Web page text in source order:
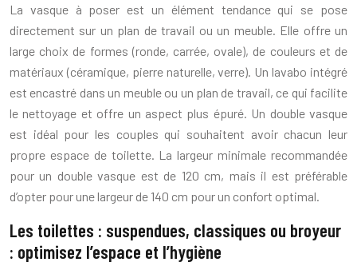
La vasque à poser est un élément tendance qui se pose
directement sur un plan de travail ou un meuble. Elle offre un
large choix de formes (ronde, carrée, ovale), de couleurs et de
matériaux (céramique, pierre naturelle, verre). Un lavabo intégré
est encastré dans un meuble ou un plan de travail, ce qui facilite
le nettoyage et offre un aspect plus épuré. Un double vasque
est idéal pour les couples qui souhaitent avoir chacun leur
propre espace de toilette. La largeur minimale recommandée
pour un double vasque est de 120 cm, mais il est préférable
d’opter pour une largeur de 140 cm pour un confort optimal.
Les toilettes : suspendues, classiques ou broyeur
: optimisez l’espace et l’hygiène